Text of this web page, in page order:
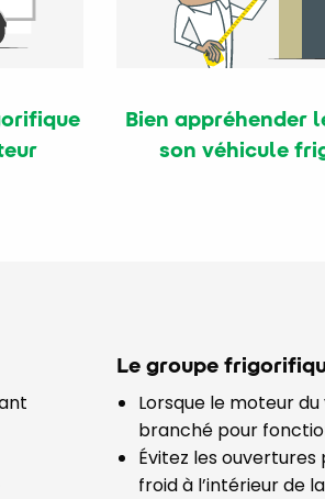
Bien appréhender
son véhicule
Le groupe
Lorsque le moteur
branché pour
Évitez les
froid à l’intérieur de